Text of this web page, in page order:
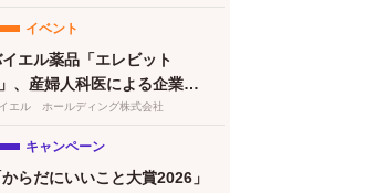
イベント
エル薬品「エレビット
、産婦人科医による企業向
レコンセプションケアセミ
エル ホールディング株式会社
キャンペーン
からだにいいこと大賞2026」